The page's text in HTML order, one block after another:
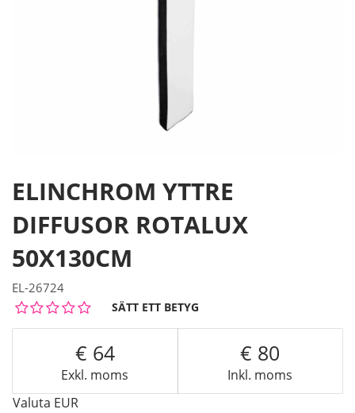
ELINCHROM YTTRE
DIFFUSOR ROTALUX
50X130CM
EL-26724
SÄTT ETT BETYG
Exkl. moms
64
Inkl. moms
80
Valuta EUR